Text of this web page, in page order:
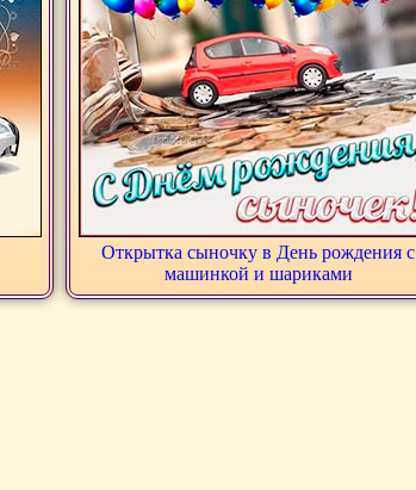
Открытка сыночку в День рождения с
машинкой и шариками